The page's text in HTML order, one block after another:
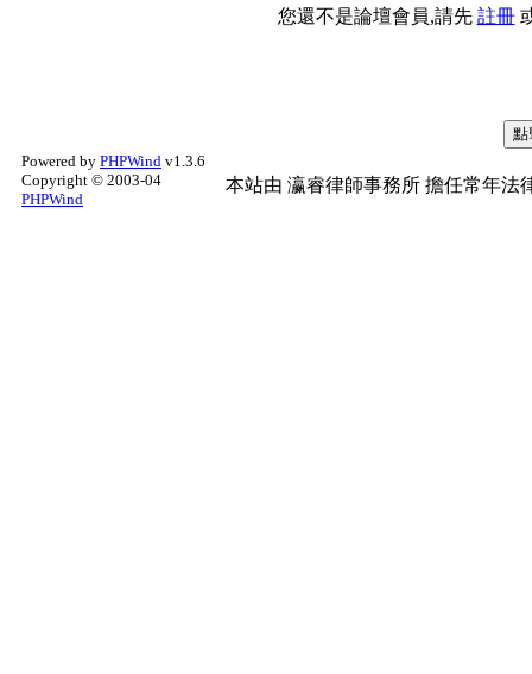
您還不是論壇會員,請先 註冊
Powered by PHPWind v1.3.6
Copyright © 2003-04
PHPWind
本站由 瀛睿律師事務所 擔任常年法